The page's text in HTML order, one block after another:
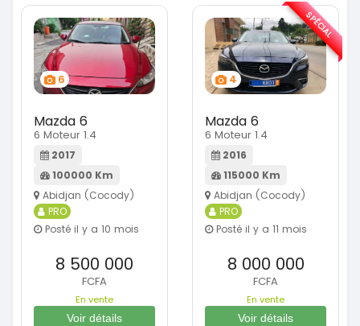
6
Mazda 6
6 Moteur 1.4
2017
100000 Km
Abidjan (Cocody)
PRO
Posté il y a 10 mois
8 500 000
FCFA
En vente
Voir détails
4
Mazda 6
6 Moteur 1.4
2016
115000 Km
Abidjan (Cocody)
PRO
Posté il y a 11 mois
8 000 000
FCFA
En vente
Voir détails
SPÉCIAL